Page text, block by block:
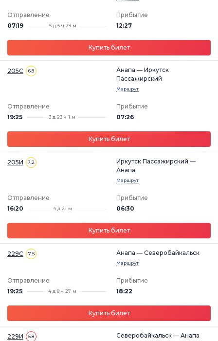
Отправление
07:19
5 д 5 ч 29 м
Прибытие
12:27
Купить билет
205С 6.8
Анапа — Иркутск
Пассажирский
Маршрут
Отправление
19:25
3 д 23 ч 1 м
Прибытие
07:26
Купить билет
205И 7.2
Иркутск Пассажирский —
Анапа
Маршрут
Отправление
16:20
4 д 21 м
Прибытие
06:30
Купить билет
229С 7.5 Анапа — Северобайкальск
Маршрут
Отправление
19:25
4 д 8 ч 27 м
Прибытие
18:22
Купить билет
229И 5.8 Северобайкальск — Анапа